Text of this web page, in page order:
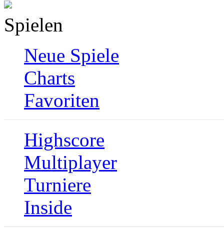
Spielen
Neue Spiele
Charts
Favoriten
Highscore
Multiplayer
Turniere
Inside